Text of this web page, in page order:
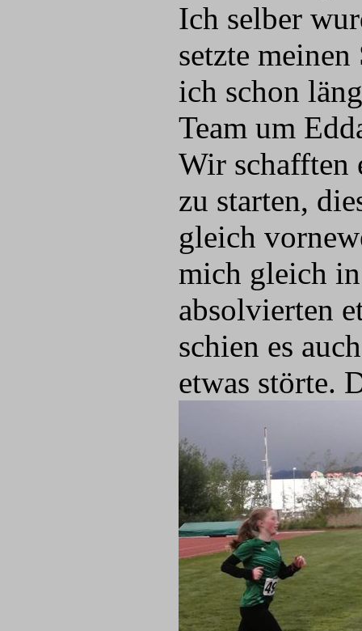
Ich selber
setzte
ich schon
Team um
Wir schafften
zu starten,
gleich
mich gleich
absolvierten
schien es
etwas störte.